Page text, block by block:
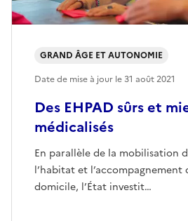
Des EHPAD sûrs et
médicalisés
En parallèle de la mobilisation
l’habitat et l’accompagnement
domicile, l’État investit…
GRAND ÂGE ET AUTONOMIE
Date de mise à jour le31 août 2021